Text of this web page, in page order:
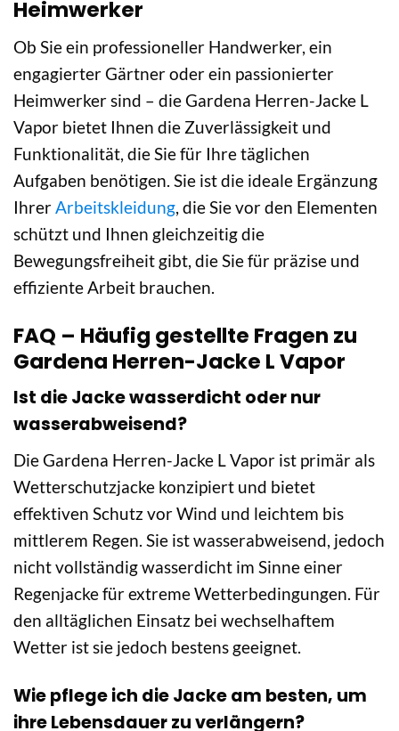
Heimwerker
Ob Sie ein professioneller Handwerker, ein
engagierter Gärtner oder ein passionierter
Heimwerker sind – die Gardena Herren-Jacke L
Vapor bietet Ihnen die Zuverlässigkeit und
Funktionalität, die Sie für Ihre täglichen
Aufgaben benötigen. Sie ist die ideale Ergänzung
IhrerArbeitskleidung, die Sie vor den Elementen
schützt und Ihnen gleichzeitig die
Bewegungsfreiheit gibt, die Sie für präzise und
effiziente Arbeit brauchen.
FAQ – Häufig gestellte Fragen zu
Gardena Herren-Jacke L Vapor
Ist die Jacke wasserdicht oder nur
wasserabweisend?
Die Gardena Herren-Jacke L Vapor ist primär als
Wetterschutzjacke konzipiert und bietet
effektiven Schutz vor Wind und leichtem bis
mittlerem Regen. Sie ist wasserabweisend, jedoch
nicht vollständig wasserdicht im Sinne einer
Regenjacke für extreme Wetterbedingungen. Für
den alltäglichen Einsatz bei wechselhaftem
Wetter ist sie jedoch bestens geeignet.
Wie pflege ich die Jacke am besten, um
ihre Lebensdauer zu verlängern?